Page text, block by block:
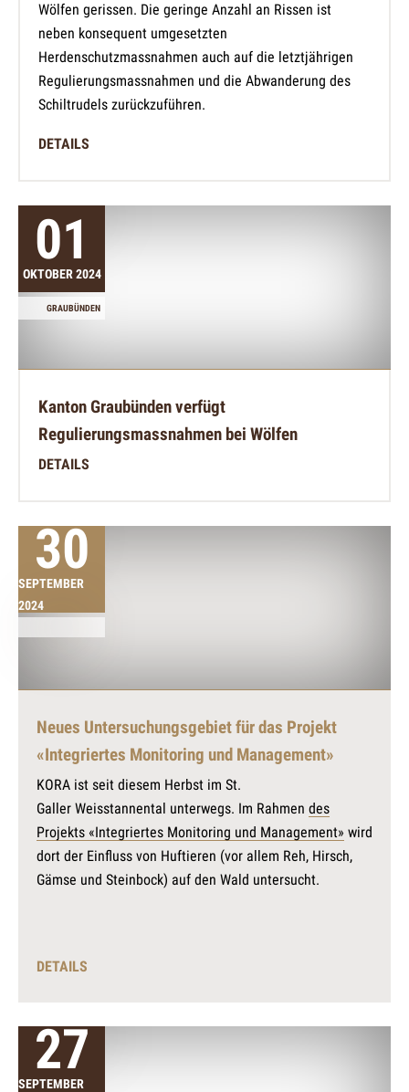
Wölfen gerissen. Die geringe Anzahl an Rissen ist
neben konsequent umgesetzten
Herdenschutzmassnahmen auch auf die letztjährigen
Regulierungsmassnahmen und die Abwanderung des
Schiltrudels zurückzuführen.
DETAILS
01
OKTOBER 2024
GRAUBÜNDEN
Kanton Graubünden verfügt
Regulierungsmassnahmen bei Wölfen
DETAILS
30
SEPTEMBER
2024
Neues Untersuchungsgebiet für das Projekt
«Integriertes Monitoring und Management»
KORA ist seit diesem Herbst im St.
Galler Weisstannental unterwegs. Im Rahmen des
Projekts «Integriertes Monitoring und Management» wird
dort der Einfluss von Huftieren (vor allem Reh, Hirsch,
Gämse und Steinbock) auf den Wald untersucht.
DETAILS
27
SEPTEMBER